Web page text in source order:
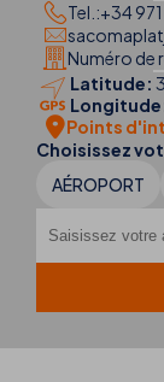
Tel.:+34
Numéro de
Latitude:
Points
Choisissez
AÉROPORT